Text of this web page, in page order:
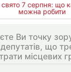
7 серпня: що
можна робити
Ви точку
депутатів, що
місцевих